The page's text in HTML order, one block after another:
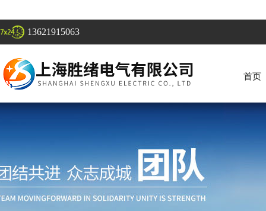
13621915063
首页